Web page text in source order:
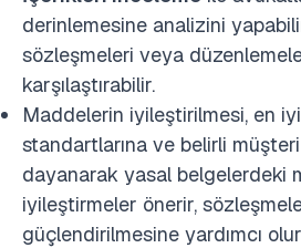
derinlemesine analizini
sözleşmeleri veya
karşılaştırabilir.
Maddelerin iyileştirilmesi, en
standartlarına ve belirli
dayanarak yasal belgelerdeki
iyileştirmeler önerir,
güçlendirilmesine yardımcı